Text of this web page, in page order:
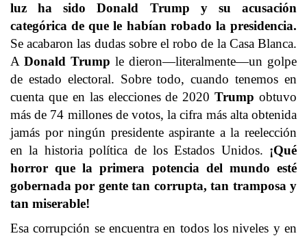
luz ha sido Donald Trump y su acusación
categórica de que le habían robado la presidencia.
Se acabaron las dudas sobre el robo de la Casa Blanca.
A Donald Trump le dieron—literalmente—un golpe
de estado electoral. Sobre todo, cuando tenemos en
cuenta que en las elecciones de 2020Trump obtuvo
más de 74 millones de votos, la cifra más alta obtenida
jamás por ningún presidente aspirante a la reelección
en la historia política de los Estados Unidos. ¡Qué
horror que la primera potencia del mundo esté
gobernada por gente tan corrupta, tan tramposa y
tan miserable!
Esa corrupción se encuentra en todos los niveles y en